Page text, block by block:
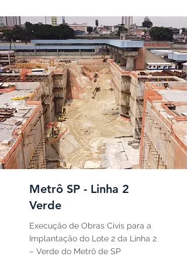
Metrô SP - Linha 2
Verde
Execução de Obras Civis para a
Implantação do Lote 2 da Linha 2
– Verde do Metrô de SP